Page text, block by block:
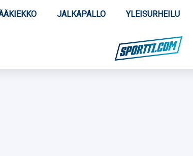
JALKAPALLO YLEISURHEILU